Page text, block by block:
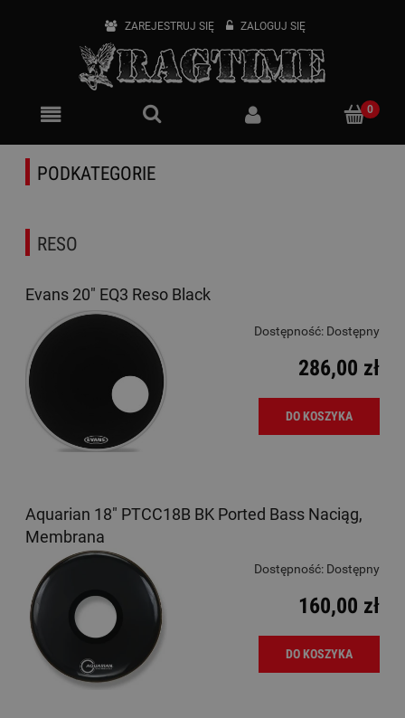
ZAREJESTRUJ SIĘ ZALOGUJ SIĘ
PODKATEGORIE
RESO
Evans 20" EQ3 Reso Black
Dostępność: Dostępny
286,00 zł
DO KOSZYKA
Aquarian 18" PTCC18B BK Ported Bass Naciąg,
Membrana
Dostępność: Dostępny
160,00 zł
DO KOSZYKA